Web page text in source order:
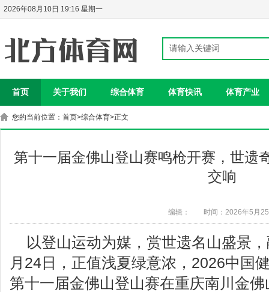
2026年08月10日 19:16 星期一
首页 关于我们 综合体育 体育快讯 体育产业
您的当前位置： 首页>综合体育>正文
第十一届金佛山登山赛鸣枪开赛，世遗
交响
编辑： 时间：2026年5月
以登山运动为媒，赏世遗名山盛景
月24日，正值浅夏绿意浓，2026中国
第十一届金佛山登山赛在重庆南川金